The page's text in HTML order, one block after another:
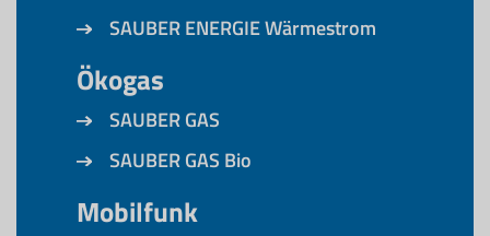
SAUBER ENERGIE Wärmestrom
Ökogas
SAUBER GAS
SAUBER GAS Bio
Mobilfunk